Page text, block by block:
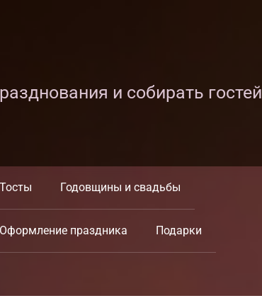
и собирать гостей
Тосты Годовщины и свадьбы
Оформление праздника Подарки